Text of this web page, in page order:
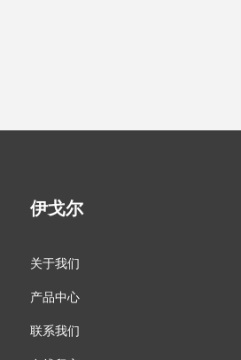
伊戈尔
关于我们
产品中心
联系我们